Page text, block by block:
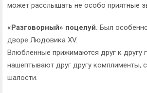
может расслышать не особо приятные
«Разговорный» поцелуй. Был
дворе Людовика XV.
Влюбленные прижимаются друг к другу
нашептывают друг другу комплименты,
шалости.